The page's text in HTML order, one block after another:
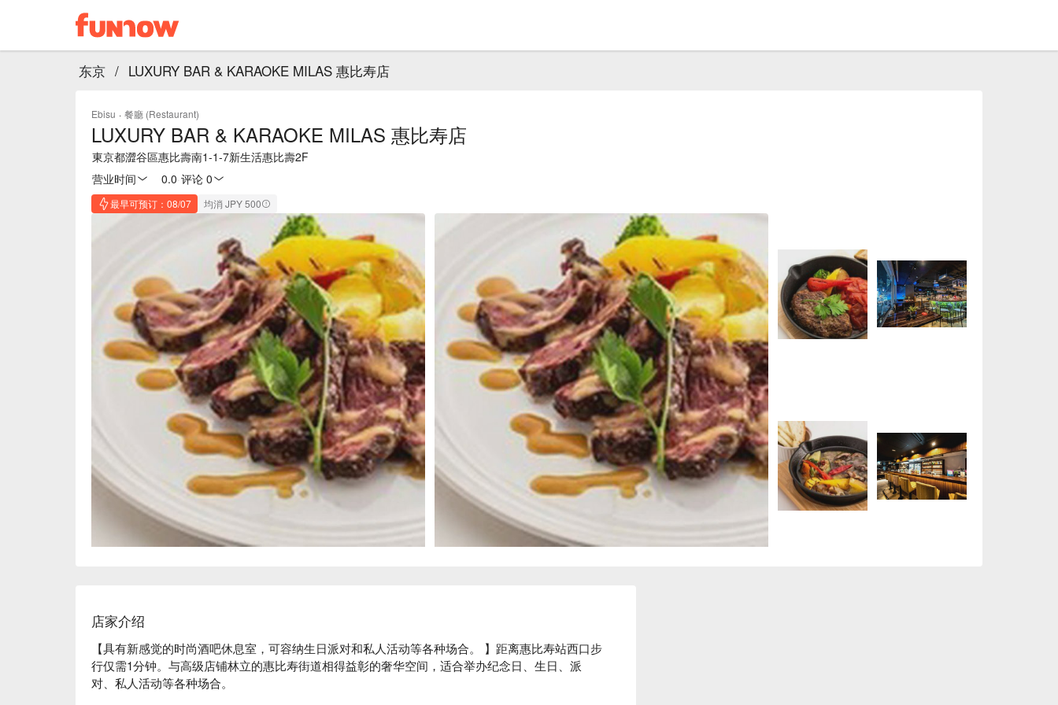
东京 / LUXURY BAR & KARAOKE MILAS 惠比寿店
Ebisu · 餐廳 (Restaurant)
LUXURY BAR & KARAOKE MILAS 惠比寿店
東京都澀谷區惠比壽南1-1-7新生活惠比壽2F
营业时间
0.0 评论 0
最早可预订：08/07 均消 JPY 500
店家介绍
【具有新感觉的时尚酒吧休息室，可容纳生日派对和私人活动等各种场合。 】距离惠比寿站西口步
行仅需1分钟。与高级店铺林立的惠比寿街道相得益彰的奢华空间，适合举办纪念日、生日、派
对、私人活动等各种场合。